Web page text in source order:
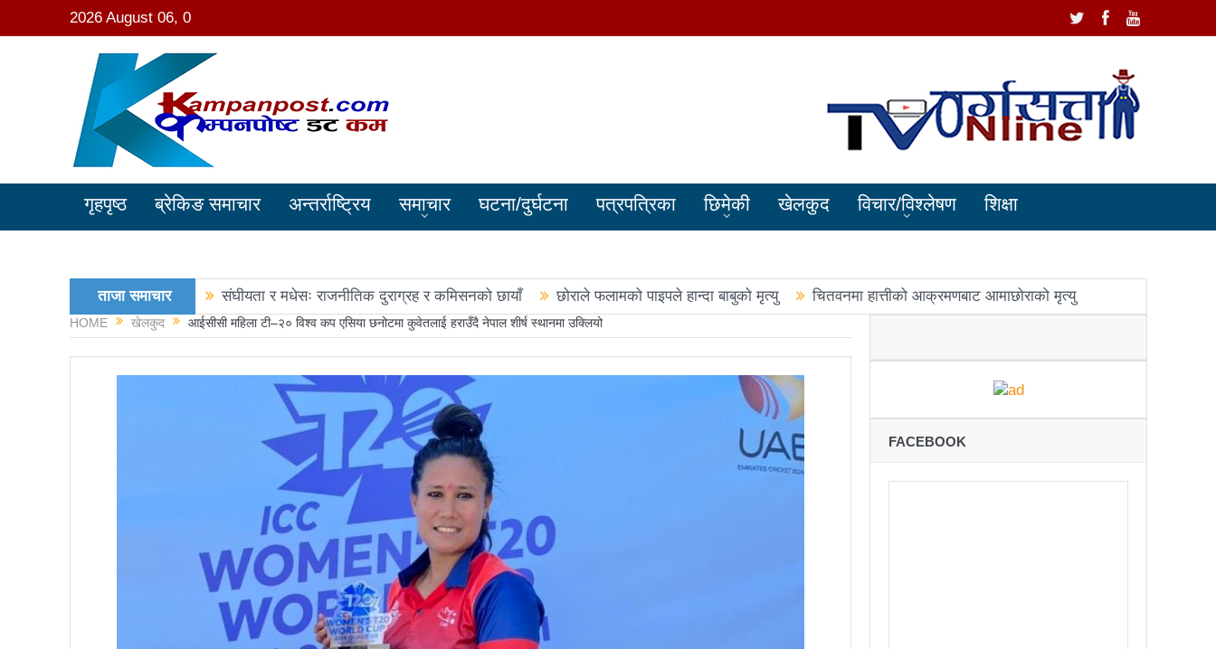
2026 August 06, 0
गृहपृष्ठ ब्रेकिङ समाचार अन्तर्राष्ट्रिय समाचार घटना/दुर्घटना पत्रपत्रिका छिमेकी खेलकुद विचार/विश्लेषण शिक्षा
ताजा समाचार संघीयता र मधेसः राजनीतिक दुराग्रह र कमिसनको छायाँ छोराले फलामको पाइपले हान्दा बाबुको मृत्यु
चितवनमा हात्तीको आक्रमणबाट आमाछोराको मृत्यु
काङ्ग्रेस नेता मिश्रको आरोप : बालेन सरकारले सिमा क्षेत्रका जनतालाई अनावश्यक दु:ख दियो
रञ्जु दर्शना विजयीः अधिकांश स्थानमा रास्वपा अगाडि
प्रतिनिधिसभा सदस्य निर्वाचनः ६० प्रतिशत मत खस्यो, काठमाडौँसहित केही स्थानमा रातीदेखि नै गणना सुरु हुने
निर्वाचनले सङ्घीय लोकतान्त्रिक गणतन्त्रात्मक प्रणालीलाई अझ सुदृढ बनाएको छः प्रचण्ड
छिटफुटबाहेक शान्तिपूर्ण रुपमा मतदान सम्पन्न
आज प्रतिनिधिसभा सदस्य निर्वाचनः देशैभर मतदान जारी
पुरस्कार वितरणबिनै काउन्सिलले सम्पन्न गर्‍यो वार्षिकोत्सव
खतिवडाको नयाँ गीत जमाना आजकाल
सहनशीलताको ब्रेक
चलचित्र विकास बोर्डका नवनियुक्त सदस्य गणेश सुवेदीलाई आइएनएनएफद्वारा सम्मान
महानगर यातायातले थप्यो १२ वटा विद्युतीय बस
गणेश पण्डितको कवितासङ्ग्रह कालापानी लोकार्पण
HOME खेलकुद आईसीसी महिला टी–२० विश्व कप एसिया छनोटमा कुवेतलाई हराउँदै नेपाल शीर्ष स्थानमा उक्लियो
FACEBOOK